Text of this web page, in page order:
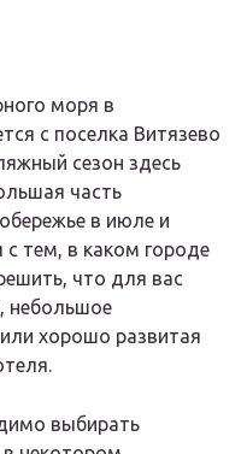
моря в
с поселка Витязево
сезон здесь
часть
в июле и
с тем, в каком городе
что для вас
небольшое
хорошо развитая
выбирать